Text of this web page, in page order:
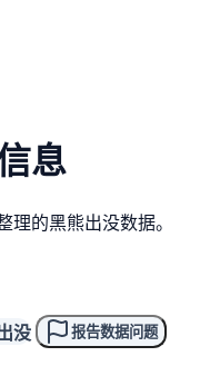
息
的黑熊出没数据。
没 报告数据问题